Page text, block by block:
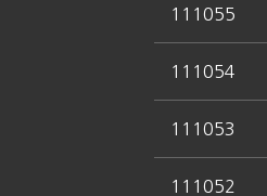
111055
111054
111053
111052